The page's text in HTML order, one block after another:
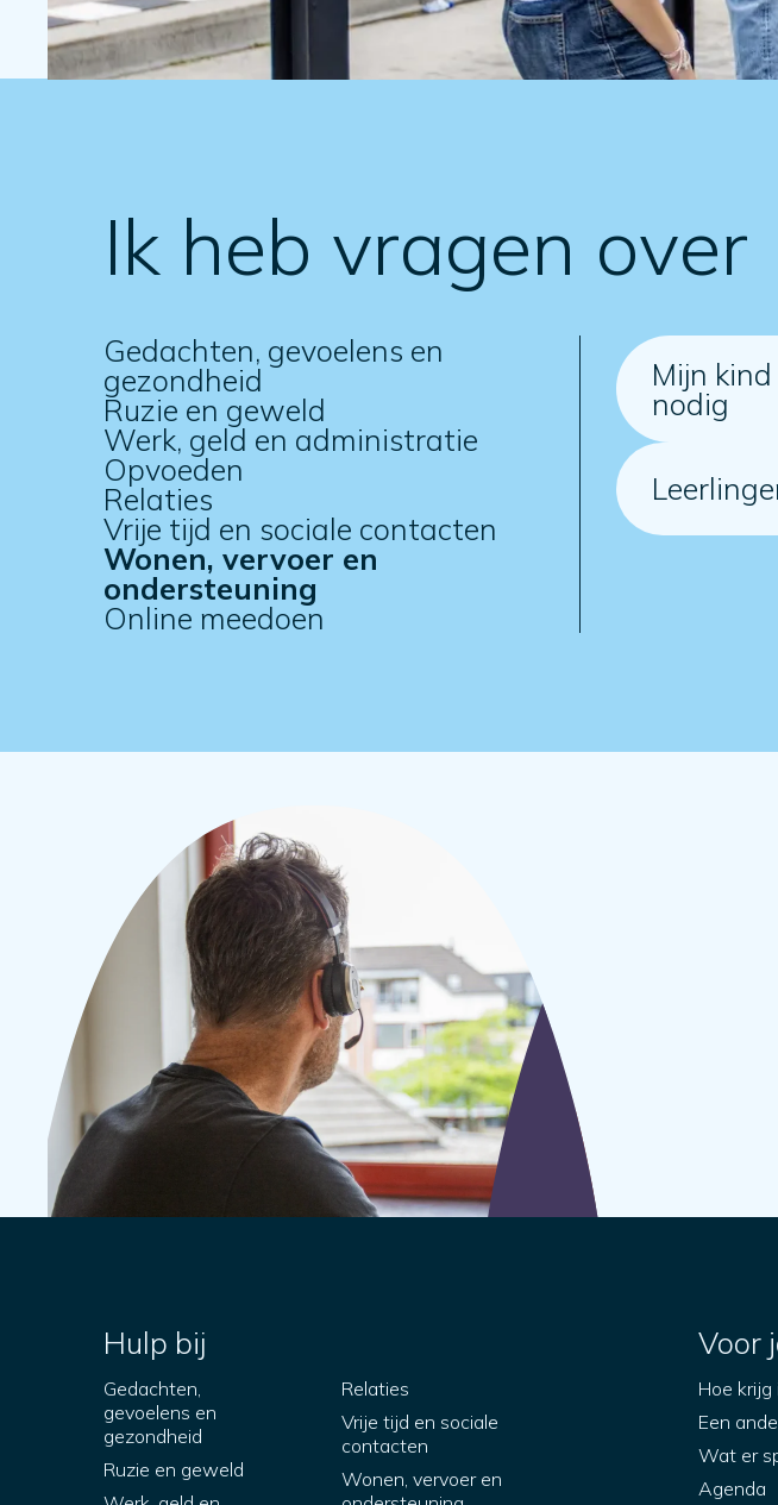
Ik heb vragen over
Gedachten, gevoelens en
gezondheid
Ruzie en geweld
Werk, geld en administratie
Opvoeden
Relaties
Vrije tijd en sociale contacten
Wonen, vervoer en
ondersteuning
Online meedoen
Mijn
nodig
Hulp bij
Gedachten,
gevoelens en
gezondheid
Ruzie en geweld
Relaties
Vrije tijd en sociale
contacten
Wonen, vervoer en
Voor
Hoe krijg
Een
Wat er
Agenda